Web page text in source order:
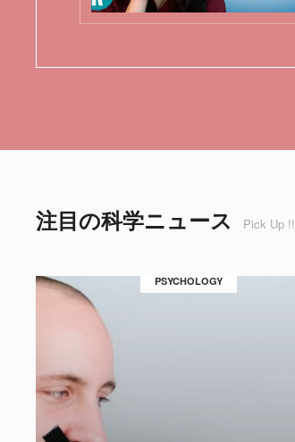
注目の科学ニュース Pick Up !!
PSYCHOLOGY